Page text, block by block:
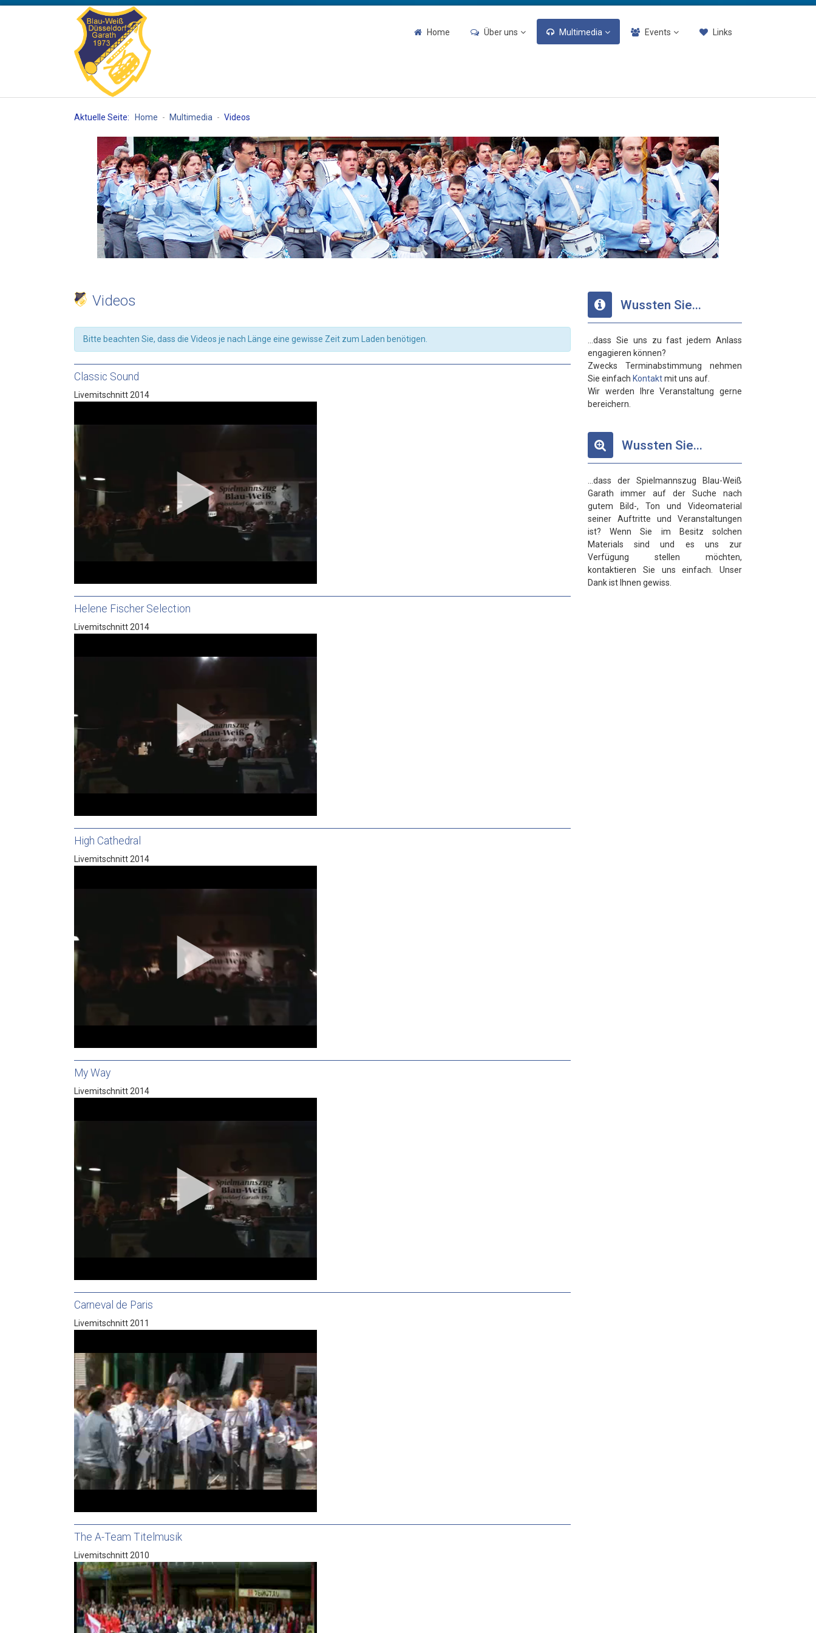
Home Über uns Multimedia Events Links
Aktuelle Seite: Home - Multimedia - Videos
Videos
Bitte beachten Sie, dass die Videos je nach Länge eine gewisse Zeit zum Laden benötigen.
Classic Sound
Livemitschnitt 2014
Helene Fischer Selection
Livemitschnitt 2014
High Cathedral
Livemitschnitt 2014
My Way
Livemitschnitt 2014
Carneval de Paris
Livemitschnitt 2011
The A-Team Titelmusik
Livemitschnitt 2010
Wussten Sie...
...dass Sie uns zu fast jedem Anlass
engagieren können?
Zwecks Terminabstimmung nehmen
Sie einfach Kontaktmit uns auf.
Wir werden Ihre Veranstaltung gerne
bereichern.
Wussten Sie...
...dass der Spielmannszug Blau-Weiß
Garath immer auf der Suche nach
gutem Bild-, Ton und Videomaterial
seiner Auftritte und Veranstaltungen
ist? Wenn Sie im Besitz solchen
Materials sind und es uns zur
Verfügung stellen möchten,
kontaktieren Sie uns einfach. Unser
Dank ist Ihnen gewiss.